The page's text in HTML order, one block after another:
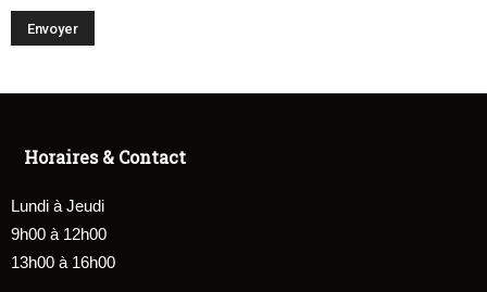
Horaires & Contact
Lundi à Jeudi
9h00 à 12h00
13h00 à 16h00